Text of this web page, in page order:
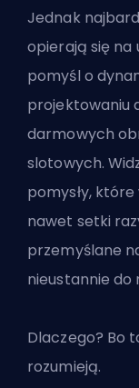
Jednak
opierają się
pomyśl o
projektowaniu
darmowych
slotowych.
pomysły,
nawet setki
przemyślane
nieustannie do
Dlaczego? Bo
rozumieją.